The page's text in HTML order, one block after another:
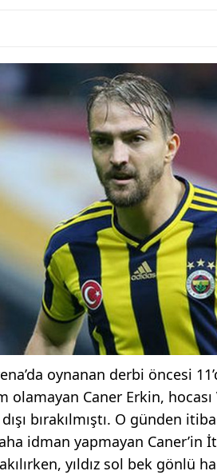
oynanan derbi öncesi
olamayan Caner Erkin,
bırakılmıştı. O günden
idman yapmayan
yıldız sol bek gönlü